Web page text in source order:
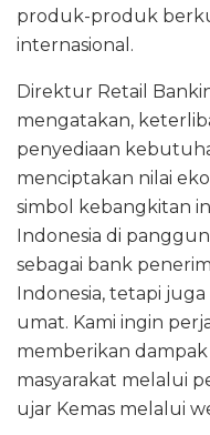
produk-produk
internasional.
Direktur Retail
mengatakan,
penyediaan
menciptakan nilai
simbol kebangkitan
Indonesia di
sebagai bank
Indonesia, tetapi
umat. Kami ingin
memberikan
masyarakat melalui
ujar Kemas melalui